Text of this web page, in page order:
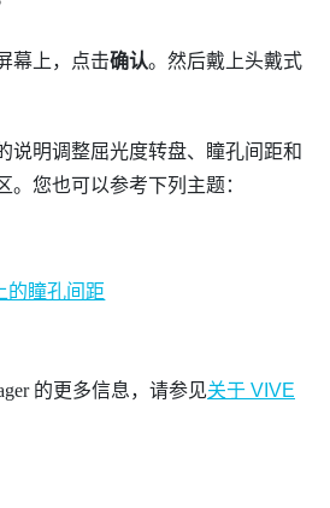
幕上，点击确认。然后戴上头戴式
说明调整屈光度转盘、瞳孔间距和
。您也可以参考下列主题：
的瞳孔间距
的更多信息，请参见关于 VIVE